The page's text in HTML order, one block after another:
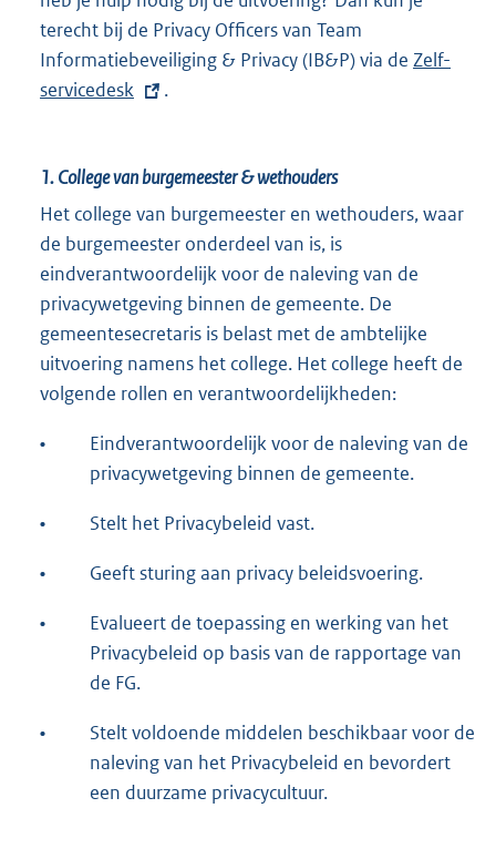
terecht bij de Privacy Officers van Team
Informatiebeveiliging & Privacy (IB&P) via de E
n
l
n
k
Zelf-
servicedesk
.
1.College van burgemeester & wethouders
Het college van burgemeester en wethouders, waar
de burgemeester onderdeel van is, is
eindverantwoordelijk voor de naleving van de
privacywetgeving binnen de gemeente. De
gemeentesecretaris is belast met de ambtelijke
uitvoering namens het college. Het college heeft de
volgende rollen en verantwoordelijkheden:
•
Eindverantwoordelijk voor de naleving van de
privacywetgeving binnen de gemeente.
• Stelt het Privacybeleid vast.
• Geeft sturing aan privacy beleidsvoering.
•
Evalueert de toepassing en werking van het
Privacybeleid op basis van de rapportage van
de FG.
•
Stelt voldoende middelen beschikbaar voor de
naleving van het Privacybeleid en bevordert
een duurzame privacycultuur.